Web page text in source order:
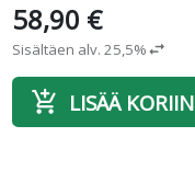
58,90 €
Sisältäen alv. 25,5%swap_horiz
add_shopping_cart LISÄÄ KORIIN